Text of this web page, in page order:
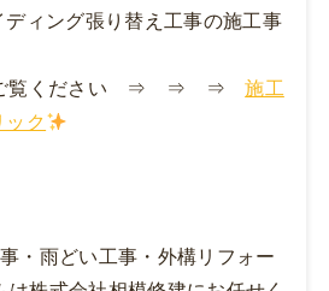
ィング張り替え工事の施工事
ご覧ください ⇒ ⇒ ⇒施工
ック
・雨どい工事・外構リフォー